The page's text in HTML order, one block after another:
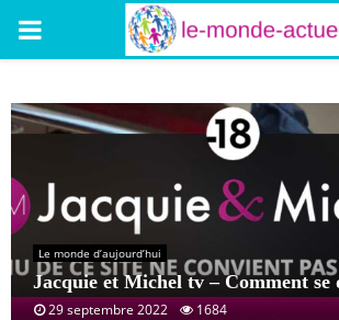
PRIMARY
Le monde d’aujourd’hui
Jacquie et Michel tv – Comment se
29 septembre 2022 1684